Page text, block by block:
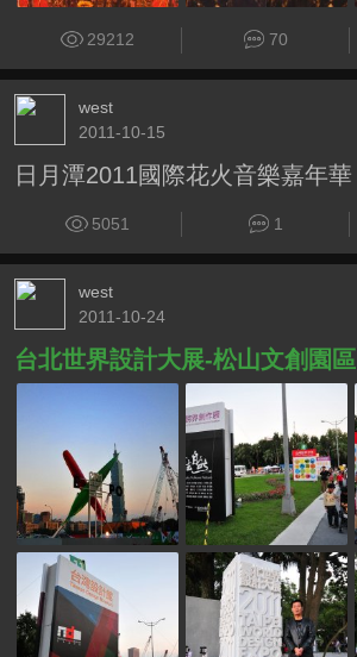
29212 70
west
2011-10-15
日月潭2011國際花火音樂嘉年華
5051 1
west
2011-10-24
台北世界設計大展-松山文創園區